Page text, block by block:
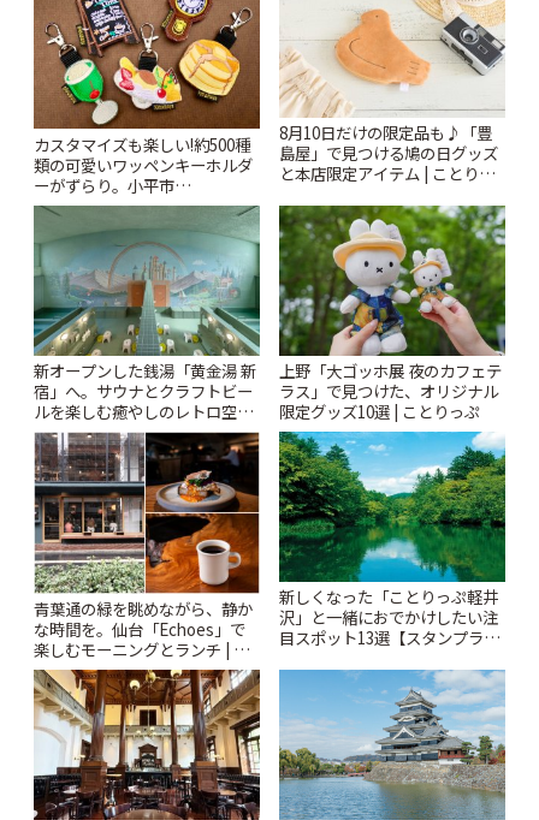
カスタマイズも楽しい!約500種
類の可愛いワッペンキーホルダ
ーがずらり。小平市
「Kimamaya T&K」 | ことりっ
8月10日だけの限定品も♪「豊
島屋」で見つける鳩の日グッズ
と本店限定アイテム | ことりっ
新オープンした銭湯「黄金湯 新
宿」へ。サウナとクラフトビー
ルを楽しむ癒やしのレトロ空間
| ことりっぷ
上野「大ゴッホ展 夜のカフェテ
ラス」で見つけた、オリジナル
限定グッズ10選 | ことりっぷ
青葉通の緑を眺めながら、静か
な時間を。仙台「Echoes」で
楽しむモーニングとランチ | こ
とりっぷ
新しくなった「ことりっぷ軽井
沢」と一緒におでかけしたい注
目スポット13選【スタンプラリ